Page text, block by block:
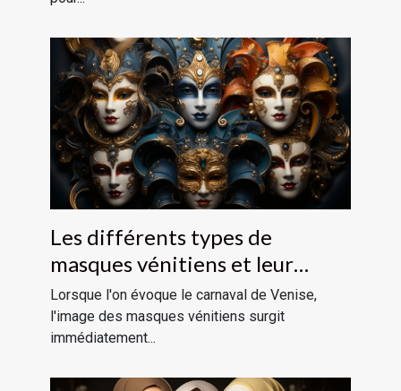
Les différents types de
masques vénitiens et leur
signification historique
Lorsque l'on évoque le carnaval de Venise,
l'image des masques vénitiens surgit
immédiatement...